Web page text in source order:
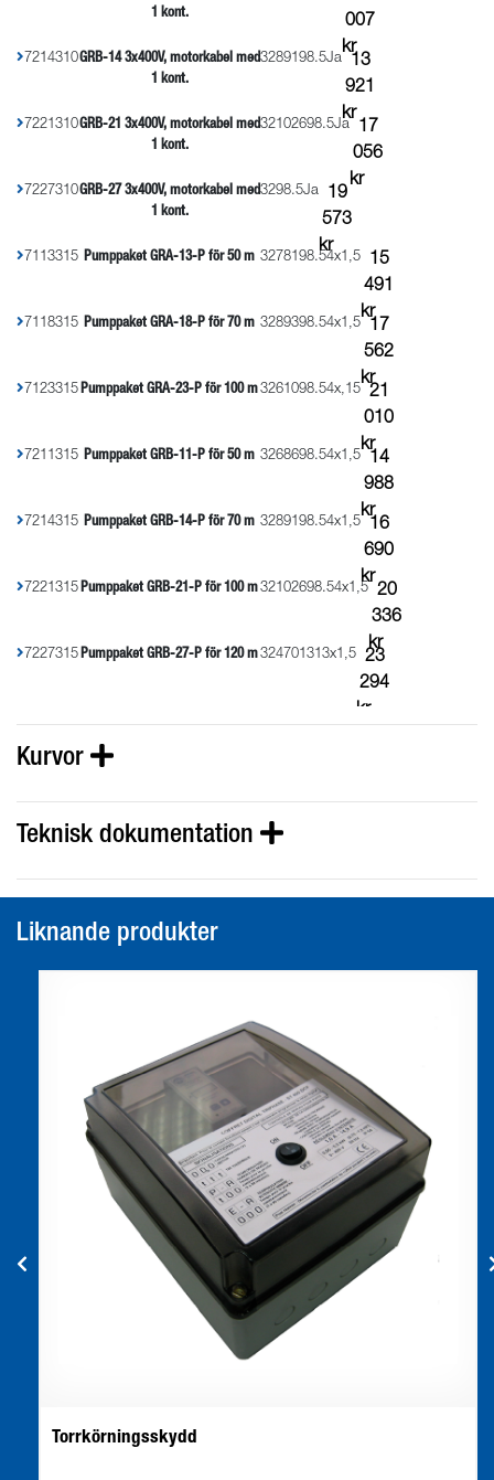
1 kont.
007
kr
7214310GRB-14 3x400V, motorkabel med
1 kont.
3289198.5Ja
13
921
kr
7221310GRB-21 3x400V, motorkabel med
1 kont.
32102698.5Ja
17
056
kr
7227310GRB-27 3x400V, motorkabel med
1 kont.
3298.5Ja
19
573
kr
7113315 Pumppaket GRA-13-P för 50 m 3278198.54x1,5
15
491
kr
7118315 Pumppaket GRA-18-P för 70 m 3289398.54x1,5
17
562
kr
7123315Pumppaket GRA-23-P för 100 m3261098.54x,15
21
010
kr
7211315 Pumppaket GRB-11-P för 50 m 3268698.54x1,5
14
988
kr
7214315 Pumppaket GRB-14-P för 70 m 3289198.54x1,5
16
690
kr
7221315Pumppaket GRB-21-P för 100 m32102698.54x1,5
20
336
kr
7227315Pumppaket GRB-27-P för 120 m324701313x1,5
23
294
kr
Kurvor
Teknisk dokumentation
Liknande produkter
Torrkörningsskydd